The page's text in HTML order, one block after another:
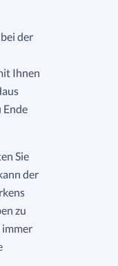
der
Ihnen
Ende
Sie
der
zu